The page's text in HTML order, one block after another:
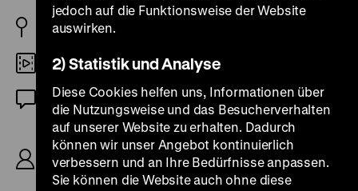
D 1928
35mm
Stummfilm (deutsche ZT)
R: Wilhelm Dieterle, B: Herbert Juttke, Georg C.
Klaren, K: Walter Robert Lach, D: Wilhelm Dieterle,
Mary Johnson, Hans Heinrich von Twardowski,
Gunnar Tolnæs, 92‘
jedoch auf die Funktionsweise der Website
auswirken.
2) Statistik und Analyse
Diese Cookies helfen uns, Informationen über
die Nutzungsweise und das Besucherverhalten
auf unserer Website zu erhalten. Dadurch
können wir unser Angebot kontinuierlich
verbessern und an Ihre Bedürfnisse anpassen.
Sie können die Website auch ohne diese